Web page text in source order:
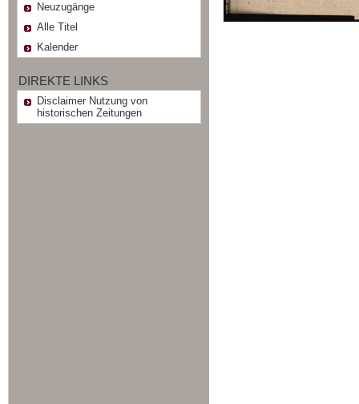
Neuzugänge
Alle Titel
Kalender
DIREKTE LINKS
Disclaimer Nutzung von
historischen Zeitungen